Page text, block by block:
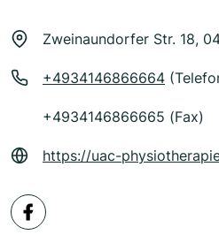
Zweinaundorfer Str. 18,
+4934146866664
+4934146866665 (Fax)
https://uac-